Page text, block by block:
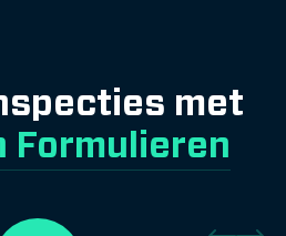
met
Formulieren